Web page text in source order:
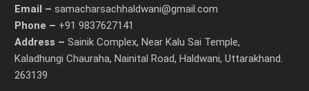
Email – samacharsachhaldwani@gmail.com
Phone – +91 9837627141
Address – Sainik Complex, Near Kalu Sai Temple,
Kaladhungi Chauraha, Nainital Road, Haldwani, Uttarakhand.
263139